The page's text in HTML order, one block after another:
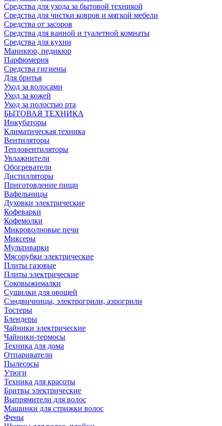
Средства для ухода за бытовой техникой
Средства для чистки ковров и мягкой мебели
Средства от засоров
Средства для ванной и туалетной комнаты
Средства для кухни
Маникюр, педикюр
Парфюмерия
Средства гигиены
Для бритья
Уход за волосами
Уход за кожей
Уход за полостью рта
БЫТОВАЯ ТЕХНИКА
Инкубаторы
Климатическая техника
Вентиляторы
Тепловентиляторы
Увлажнители
Обогреватели
Дистилляторы
Приготовление пищи
Вафельницы
Духовки электрические
Кофеварки
Кофемолки
Микроволновые печи
Миксеры
Мультиварки
Мясорубки электрические
Плиты газовые
Плиты электрические
Соковыжималки
Сушилки для овощей
Сэндвичницы, электрогрили, аэрогрили
Тостеры
Блендеры
Чайники электрические
Чайники-термосы
Техника для дома
Отпариватели
Пылесосы
Утюги
Техника для красоты
Бритвы электрические
Выпрямители для волос
Машинки для стрижки волос
Фены